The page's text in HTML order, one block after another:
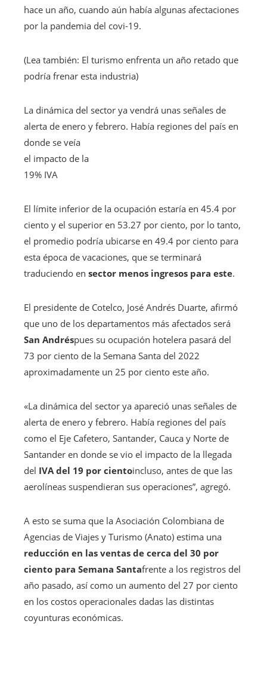
hace un año, cuando aún había algunas afectaciones
por la pandemia del covi-19.
(Lea también: El turismo enfrenta un año retado que
podría frenar esta industria)
La dinámica del sector ya vendrá unas señales de
alerta de enero y febrero. Había regiones del país en
donde se veía
el impacto de la
19% IVA
El límite inferior de la ocupación estaría en 45.4 por
ciento y el superior en 53.27 por ciento, por lo tanto,
el promedio podría ubicarse en 49.4 por ciento para
esta época de vacaciones, que se terminará
traduciendo en sector menos ingresos para este.
El presidente de Cotelco, José Andrés Duarte, afirmó
que uno de los departamentos más afectados será
San Andréspues su ocupación hotelera pasará del
73 por ciento de la Semana Santa del 2022
aproximadamente un 25 por ciento este año.
«La dinámica del sector ya apareció unas señales de
alerta de enero y febrero. Había regiones del país
como el Eje Cafetero, Santander, Cauca y Norte de
Santander en donde se vio el impacto de la llegada
del IVA del 19 por cientoincluso, antes de que las
aerolíneas suspendieran sus operaciones”, agregó.
A esto se suma que la Asociación Colombiana de
Agencias de Viajes y Turismo (Anato) estima una
reducción en las ventas de cerca del 30 por
ciento para Semana Santafrente a los registros del
año pasado, así como un aumento del 27 por ciento
en los costos operacionales dadas las distintas
coyunturas económicas.